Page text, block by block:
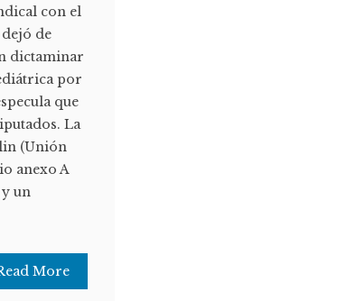
con el
de
dictaminar
por
que
La
(Unión
anexo A
un
More